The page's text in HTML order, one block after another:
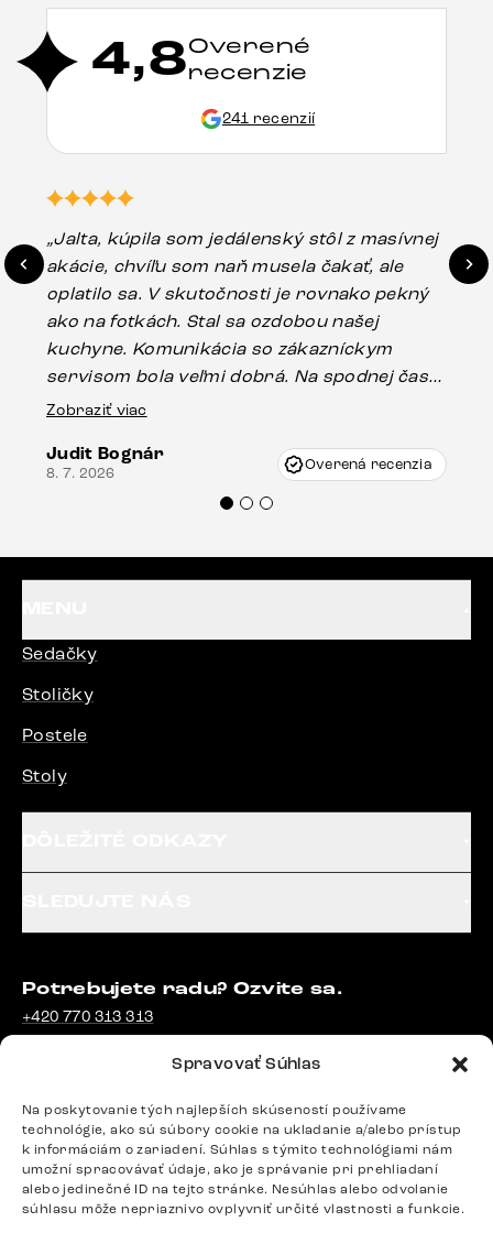
Spravovať Súhlas
Na poskytovanie tých najlepších skúseností používame
technológie, ako sú súbory cookie na ukladanie a/alebo prístup
k informáciám o zariadení. Súhlas s týmito technológiami nám
umožní spracovávať údaje, ako je správanie pri prehliadaní
alebo jedinečné ID na tejto stránke. Nesúhlas alebo odvolanie
súhlasu môže nepriaznivo ovplyvniť určité vlastnosti a funkcie.
4,8Overené
recenzie
241 recenzií
„Jalta, kúpila som jedálenský stôl z masívnej
akácie, chvíľu som naň musela čakať, ale
oplatilo sa. V skutočnosti je rovnako pekný
ako na fotkách. Stal sa ozdobou našej
kuchyne. Komunikácia so zákazníckym
servisom bola veľmi dobrá. Na spodnej časti
stola bolo malé poškodenie, pravdepodobne
Vincze pri riešení mojej záležitosti pristúpili
veľmi korektne. Odporúčam produkty Delife
Zobraziť viac
Judit Bognár
8. 7. 2026 Overená recenzia
Sedačky
Stoličky
Postele
Stoly
Potrebujete radu? Ozvite sa.
+420 770 313 313
Po – Pia: 9:00 – 17:00
podpora@delife-shop.sk
Google recenzie
4,8